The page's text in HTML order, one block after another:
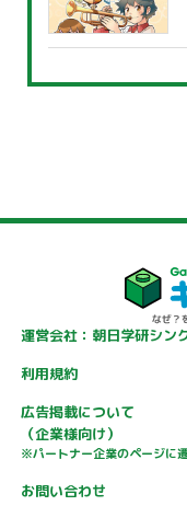
運営会社：朝日学研シン
利用規約
広告掲載について
（企業様向け）
※パートナー企業のページに
お問い合わせ